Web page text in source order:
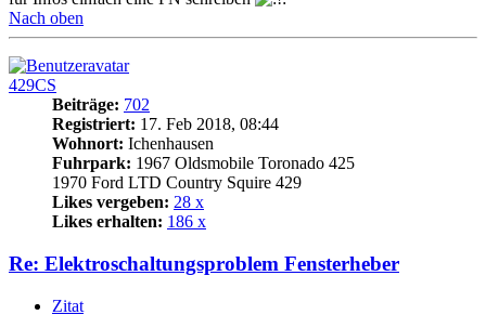
Nach oben
429CS
Beiträge: 702
Registriert: 17. Feb 2018, 08:44
Wohnort: Ichenhausen
Fuhrpark: 1967 Oldsmobile Toronado 425
1970 Ford LTD Country Squire 429
Likes vergeben: 28 x
Likes erhalten: 186 x
Re: Elektroschaltungsproblem Fensterheber
Zitat